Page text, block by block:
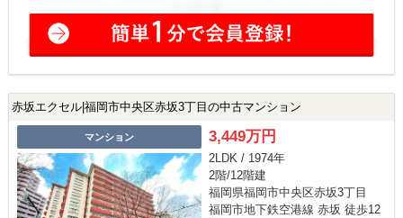
赤坂エクセル|福岡市中央区赤坂3丁目の中古マンション
マンション 3,449万円
2LDK / 1974年
2階/12階建
福岡県福岡市中央区赤坂3丁目
福岡市地下鉄空港線 赤坂 徒歩12